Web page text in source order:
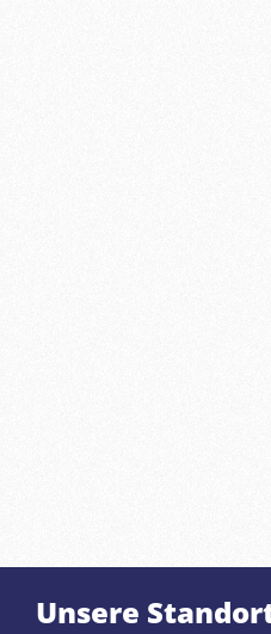
Unsere